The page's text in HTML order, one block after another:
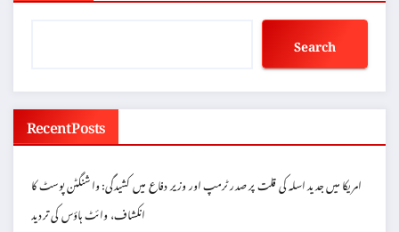
Search
Recent Posts
امریکا میں جدید اسلہ کی قلت پر صدر ٹرمپ اور وزیر دفاع میں کشیدگی: واشنگٹن پوسٹ کا
انکشاف، وائٹ ہاؤس کی تردید